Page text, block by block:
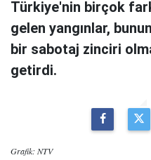
Türkiye'nin birçok
gelen yangınlar,
bir sabotaj zinciri
getirdi.
Grafik: NTV